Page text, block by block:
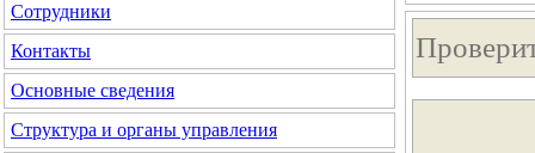
Сотрудники
Контакты
Основные сведения
Структура и органы управления